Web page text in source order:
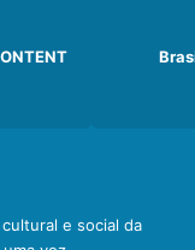
e social da